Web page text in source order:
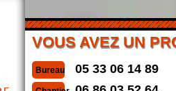
VOUS AVEZ UN
Bureau 05 33 06 14 89